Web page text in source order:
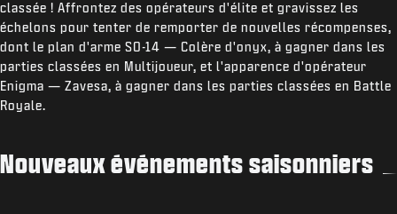
classée ! Affrontez des opérateurs d'élite et gravissez les
échelons pour tenter de remporter de nouvelles récompenses,
dont le plan d'arme SO-14 — Colère d'onyx, à gagner dans les
parties classées en Multijoueur, et l'apparence d'opérateur
Enigma — Zavesa, à gagner dans les parties classées en Battle
Royale.
Nouveaux événements saisonniers